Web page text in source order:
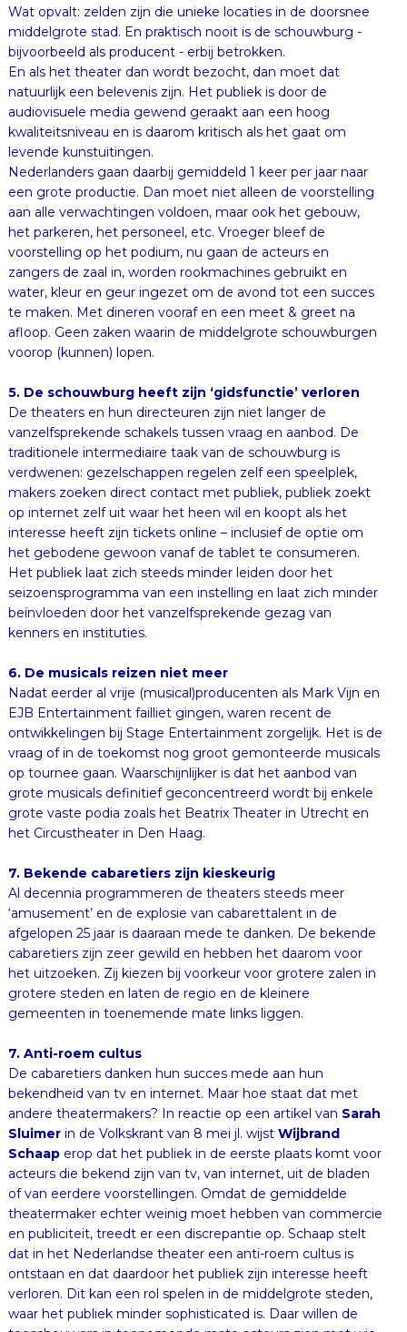
bijvoorbeeld als producent - erbij betrokken.
En als het theater dan wordt bezocht, dan moet dat
natuurlijk een belevenis zijn. Het publiek is door de
audiovisuele media gewend geraakt aan een hoog
kwaliteitsniveau en is daarom kritisch als het gaat om
levende kunstuitingen.
Nederlanders gaan daarbij gemiddeld 1 keer per jaar naar
een grote productie. Dan moet niet alleen de voorstelling
aan alle verwachtingen voldoen, maar ook het gebouw,
het parkeren, het personeel, etc. Vroeger bleef de
voorstelling op het podium, nu gaan de acteurs en
zangers de zaal in, worden rookmachines gebruikt en
water, kleur en geur ingezet om de avond tot een succes
te maken. Met dineren vooraf en een meet & greet na
afloop. Geen zaken waarin de middelgrote schouwburgen
voorop (kunnen) lopen.
5. De schouwburg heeft zijn ‘gidsfunctie’ verloren
De theaters en hun directeuren zijn niet langer de
vanzelfsprekende schakels tussen vraag en aanbod. De
traditionele intermediaire taak van de schouwburg is
verdwenen: gezelschappen regelen zelf een speelplek,
makers zoeken direct contact met publiek, publiek zoekt
op internet zelf uit waar het heen wil en koopt als het
interesse heeft zijn tickets online – inclusief de optie om
het gebodene gewoon vanaf de tablet te consumeren.
Het publiek laat zich steeds minder leiden door het
seizoensprogramma van een instelling en laat zich minder
beïnvloeden door het vanzelfsprekende gezag van
kenners en instituties.
6. De musicals reizen niet meer
Nadat eerder al vrije (musical)producenten als Mark Vijn en
EJB Entertainment failliet gingen, waren recent de
ontwikkelingen bij Stage Entertainment zorgelijk. Het is de
vraag of in de toekomst nog groot gemonteerde musicals
op tournee gaan. Waarschijnlijker is dat het aanbod van
grote musicals definitief geconcentreerd wordt bij enkele
grote vaste podia zoals het Beatrix Theater in Utrecht en
het Circustheater in Den Haag.
7. Bekende cabaretiers zijn kieskeurig
Al decennia programmeren de theaters steeds meer
‘amusement’ en de explosie van cabarettalent in de
afgelopen 25 jaar is daaraan mede te danken. De bekende
cabaretiers zijn zeer gewild en hebben het daarom voor
het uitzoeken. Zij kiezen bij voorkeur voor grotere zalen in
grotere steden en laten de regio en de kleinere
gemeenten in toenemende mate links liggen.
7. Anti-roem cultus
De cabaretiers danken hun succes mede aan hun
bekendheid van tv en internet. Maar hoe staat dat met
andere theatermakers? In reactie op een artikel van Sarah
Sluimerin de Volkskrant van 8 mei jl. wijst Wijbrand
Schaaperop dat het publiek in de eerste plaats komt voor
acteurs die bekend zijn van tv, van internet, uit de bladen
of van eerdere voorstellingen. Omdat de gemiddelde
theatermaker echter weinig moet hebben van commercie
en publiciteit, treedt er een discrepantie op. Schaap stelt
dat in het Nederlandse theater een anti-roem cultus is
ontstaan en dat daardoor het publiek zijn interesse heeft
verloren. Dit kan een rol spelen in de middelgrote steden,
waar het publiek minder sophisticated is. Daar willen de
toeschouwers in toenemende mate acteurs zien met wie
ze voor die ene avond een innige relatie aan kunnen gaan.
De dingen die theatermakers belangrijk vinden (het
verhaal, de boodschap, het decor) vinden zij in